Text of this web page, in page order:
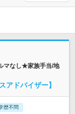
マなし★家族手当/地
アドバイザー】
歴不問